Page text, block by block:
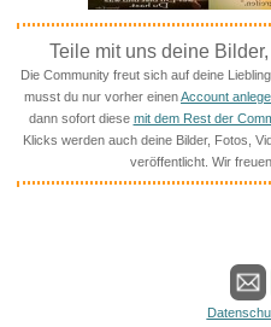
Teile mit uns deine
Die Community freut sich auf deine
musst du nur vorher einenAccount
dann sofort diese mit dem Rest der
Klicks werden auch deine Bilder, Fotos,
veröffentlicht. Wir